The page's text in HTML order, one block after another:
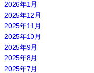
2026年1月
2025年12月
2025年11月
2025年10月
2025年9月
2025年8月
2025年7月